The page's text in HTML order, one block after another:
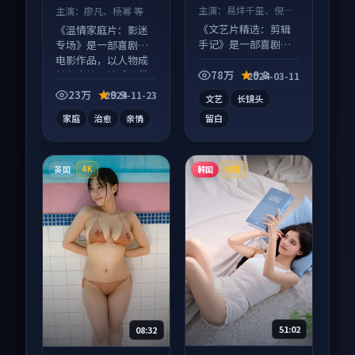
主演： 廖凡、杨幂 等
《温情家庭片：影迷
专场》是一部喜剧向
电影作品，以人物成
长为内核，情感戏份
扎实。
23万 9.9
2024-11-23
家庭 治愈 亲情
主演： 易烊千玺、倪妮
等
《文艺片精选：剪辑
手记》是一部喜剧向
在线，配乐与镜头配
78万 9.8
2024-03-11
文艺
长镜头
留白
英国 4K
08:32
韩国 独播
51:02